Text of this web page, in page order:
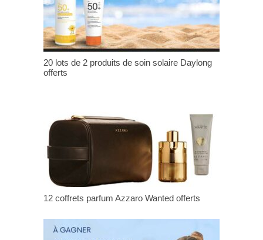
20 lots de 2 produits de soin solaire Daylong
offerts
12 coffrets parfum Azzaro Wanted offerts